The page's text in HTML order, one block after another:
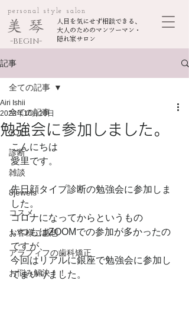
personal style salon
美 琴
-begin-
人目を気にせず相談できる、
大人のためのマンツーマン・
隠れ家サロン
記事
全ての記事
JO1
診断
雑談
8jewels
コスメ
お客様ご感想
アラフィフの歯科矯正
お悩み解決！！
全ての記事
勉強会に参加しました。
Airi Ishii
2023年10月28日
こんにちは
愛里です。
先日顔タイプ診断の勉強会に参加しま
した。
コロナになってからというもの
いつもはZOOMでの参加が多かったの
ですが、
今回はリアルに銀座で勉強会に参加し
てまいりました。